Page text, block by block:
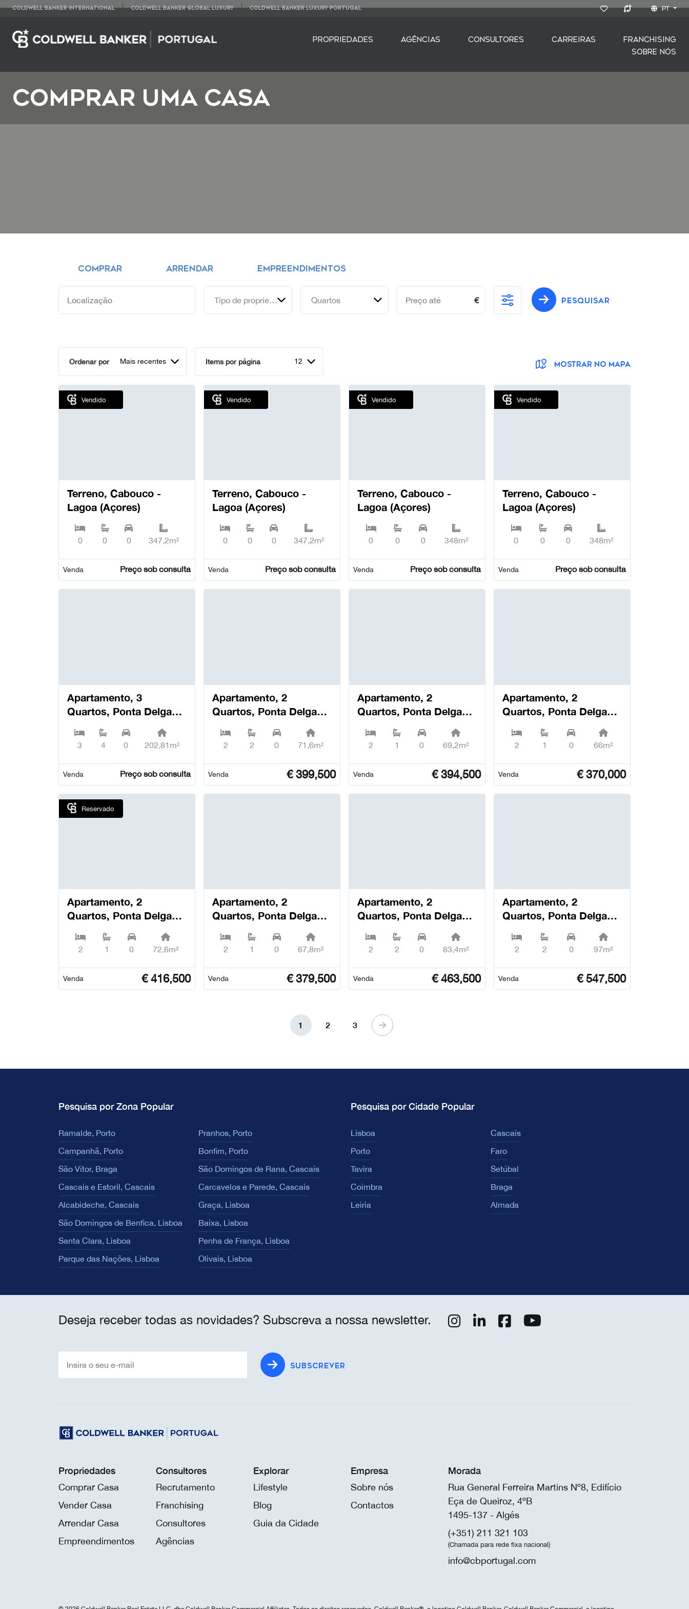
COLDWELL BANKER INTERNATIONAL COLDWELL BANKER GLOBAL LUXURY COLDWELL BANKER LUXURY PORTUGAL PT
PROPRIEDADES AGÊNCIAS CONSULTORES CARREIRAS
FRANCHISING
SOBRE NÓS
COMPRAR UMA CASA
COMPRAR ARRENDAR EMPREENDIMENTOS
Tipo de propriedade Quartos € PESQUISAR
Ordenar por Mais recentes Items por página 12 MOSTRAR NO MAPA
Vendido
Terreno, Cabouco -
Lagoa (Açores)
0 0 0 347,2m²
Venda Preço sob consulta
Vendido
Terreno, Cabouco -
Lagoa (Açores)
0 0 0 347,2m²
Venda Preço sob consulta
Vendido
Terreno, Cabouco -
Lagoa (Açores)
0 0 0 348m²
Venda Preço sob consulta
Vendido
Terreno, Cabouco -
Lagoa (Açores)
0 0 0 348m²
Venda Preço sob consulta
Apartamento, 3
Quartos, Ponta Delgada
Delgada
3 4 0 202,81m²
Venda Preço sob consulta
Apartamento, 2
Quartos, Ponta Delgada
Delgada
2 2 0 71,6m²
Venda €399,500
Apartamento, 2
Quartos, Ponta Delgada
Delgada
2 1 0 69,2m²
Venda €394,500
Apartamento, 2
Quartos, Ponta Delgada
Delgada
2 1 0 66m²
Venda €370,000
Reservado
Apartamento, 2
Quartos, Ponta Delgada
Delgada
2 1 0 72,6m²
Venda €416,500
Apartamento, 2
Quartos, Ponta Delgada
Delgada
2 1 0 67,8m²
Venda €379,500
Apartamento, 2
Quartos, Ponta Delgada
Delgada
2 2 0 83,4m²
Venda €463,500
Apartamento, 2
Quartos, Ponta Delgada
Delgada
2 2 0 97m²
Venda €547,500
1 2 3
Pesquisa por Zona Popular
Ramalde, Porto
Pranhos, Porto
Campanhã, Porto
Bonfim, Porto
São Vítor, Braga
São Domingos de Rana, Cascais
Cascais e Estoril, Cascais
Carcavelos e Parede, Cascais
Alcabideche, Cascais
Graça, Lisboa
São Domingos de Benfica, Lisboa
Baixa, Lisboa
Santa Clara, Lisboa
Penha de França, Lisboa
Parque das Nações, Lisboa
Olivais, Lisboa
Pesquisa por Cidade Popular
Lisboa
Cascais
Porto
Faro
Tavira
Setúbal
Coimbra
Braga
Leiria
Almada
Deseja receber todas as novidades? Subscreva a nossa newsletter.
SUBSCREVER
Propriedades
Comprar Casa
Vender Casa
Arrendar Casa
Empreendimentos
Consultores
Recrutamento
Franchising
Consultores
Agências
Explorar
Lifestyle
Blog
Guia da Cidade
Empresa
Sobre nós
Contactos
Morada
Rua General Ferreira Martins Nº8, Edifício
Eça de Queiroz, 4ºB
1495-137 - Algés
(+351) 211 321 103
(Chamada para rede fixa nacional)
info@cbportugal.com